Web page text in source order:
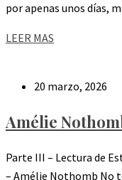
por apenas unos días,
LEER MAS
20 marzo, 2026
Amélie
Parte III – Lectura de
– Amélie Nothomb No